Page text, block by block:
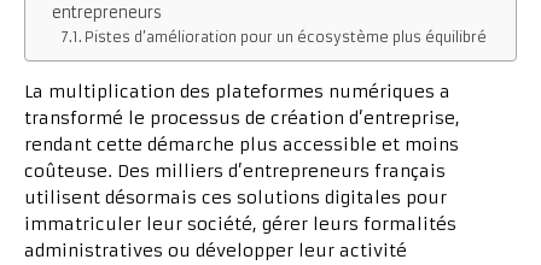
entrepreneurs
Pistes d’amélioration pour un écosystème plus équilibré
La multiplication des plateformes numériques a
transformé le processus de création d’entreprise,
rendant cette démarche plus accessible et moins
coûteuse. Des milliers d’entrepreneurs français
utilisent désormais ces solutions digitales pour
immatriculer leur société, gérer leurs formalités
administratives ou développer leur activité